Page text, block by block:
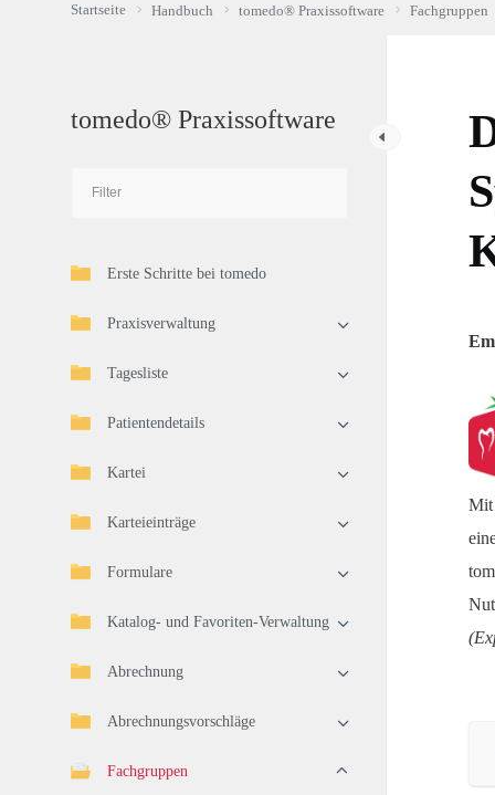
Startseite Handbuch tomedo® Praxissoftware Fachgruppen
tomedo® Praxissoftware
Erste Schritte bei tomedo
Praxisverwaltung
Tagesliste
Patientendetails
Kartei
Karteieinträge
Formulare
Katalog- und Favoriten-Verwaltung
Abrechnung
Abrechnungsvorschläge
Fachgruppen
Mit